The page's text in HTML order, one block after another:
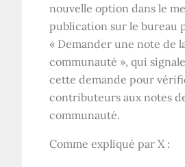
nouvelle option dans le
publication sur le bureau
« Demander une note de
communauté », qui
cette demande pour
contributeurs aux notes
communauté.
Comme expliqué par X :